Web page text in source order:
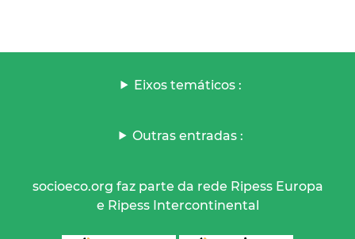
Eixos temáticos :
Outras entradas :
socioeco.org faz parte da rede Ripess Europa
e Ripess Intercontinental